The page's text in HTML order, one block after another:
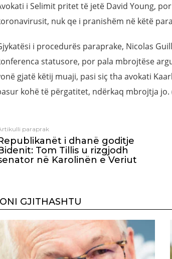
i Selimit pritet të jetë David Young,
nuk qe i pranishëm në këtë
i procedurës paraprake, Nicolas
statusore, por pala mbrojtëse
gjatë këtij muaji, pasi siç tha avokati
kohë të përgatitet, ndërkaq mbrojtja jo.
paraprak
i dhanë goditje
Tom Tillis u rizgjodh
në Karolinën e Veriut
GJITHASHTU